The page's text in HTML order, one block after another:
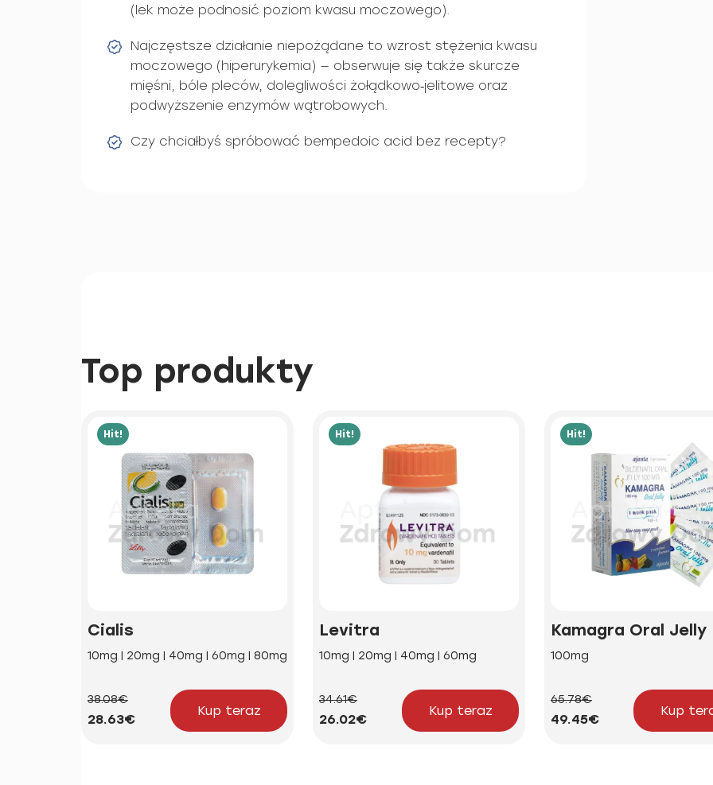
(lek może podnosić poziom kwasu moczowego).
Najczęstsze działanie niepożądane to wzrost stężenia kwasu
moczowego (hiperurykemia) — obserwuje się także skurcze
mięśni, bóle pleców, dolegliwości żołądkowo‑jelitowe oraz
podwyższenie enzymów wątrobowych.
Czy chciałbyś spróbować bempedoic acid bez recepty?
Top produkty
Hit!
Cialis
10mg | 20mg | 40mg | 60mg | 80mg
38.08€
28.63€
Kup teraz
Hit!
Levitra
10mg | 20mg | 40mg | 60mg
34.61€
26.02€
Kup teraz
Hit!
Kamagra Oral Jelly
100mg
65.78€
49.45€
Kup